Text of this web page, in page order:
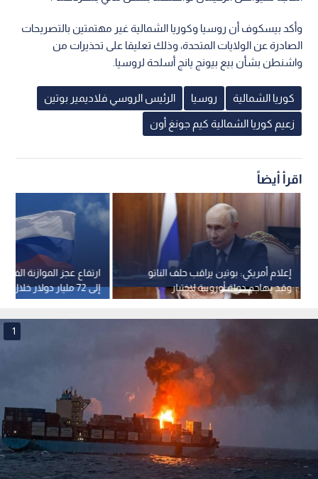
وأكد بيسكوف أن روسيا وكوريا الشمالية غير مهتمتين بالتصريحات
الصادرة عن الولايات المتحدة، وذلك تعليقا على تحذيرات من
واشنطن بشأن بيع بيونج يانج أسلحة لروسيا.
كوريا الشمالية روسيا الرئيس الروسي فلاديمير بوتين
زعيم كوريا الشمالية كيم جونغ أون
اقرأ أيضاً
ارتفاع عجز الموازنة
إلى 72 مليار دولار خلال 7 أشهر
إعلام أمريكي: بوتين يراقب حلف الناتو
وقد يهاجم دولة أوروبية لاختبار
تماسكه
1